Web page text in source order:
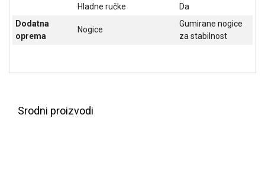
KRIPTO
IGRAČKE
Hladne ručke
Da
Dodatna
oprema
Nogice
Gumirane nogice
za stabilnost
Srodni proizvodi